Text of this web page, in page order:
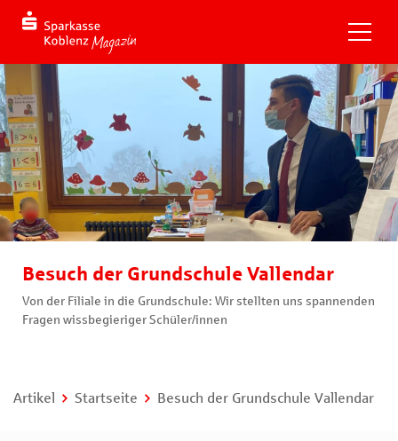
Besuch der Grundschule Vallendar
Von der Filiale in die Grundschule: Wir stellten uns spannenden
Fragen wissbegieriger Schüler/innen
Artikel Startseite Besuch der Grundschule Vallendar